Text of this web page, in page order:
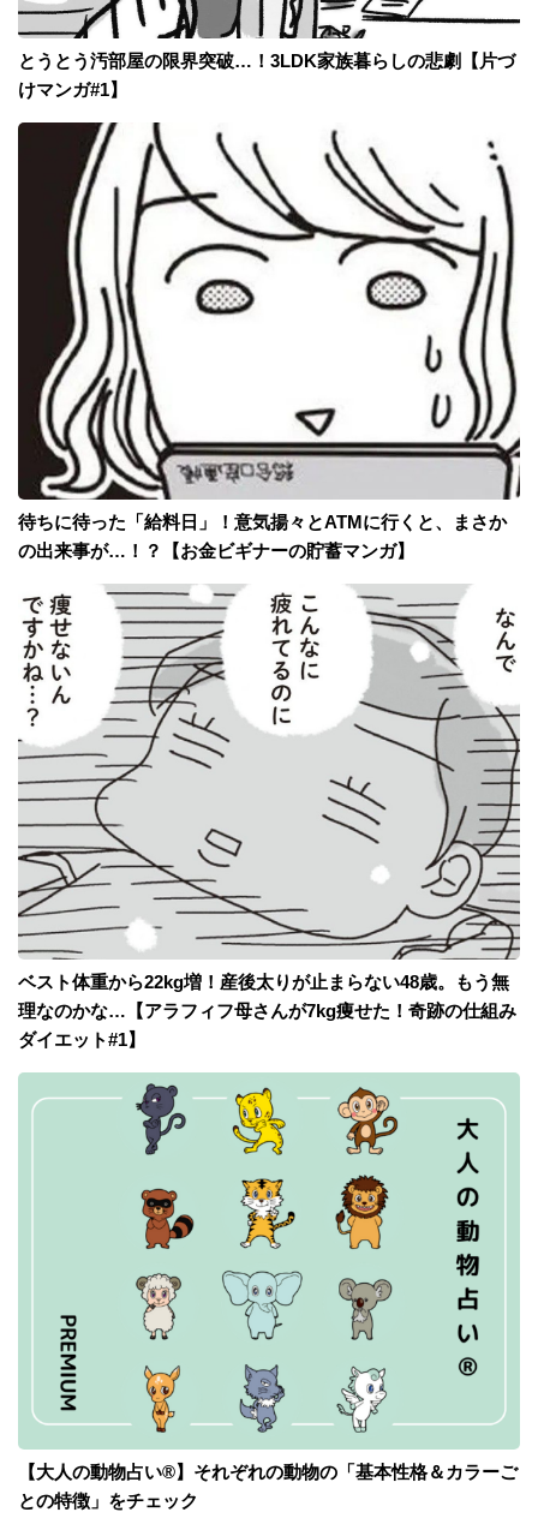
とうとう汚部屋の限界突破…！3LDK家族暮らしの悲劇【片づ
けマンガ#1】
待ちに待った「給料日」！意気揚々とATMに行くと、まさか
の出来事が…！？【お金ビギナーの貯蓄マンガ】
ベスト体重から22kg増！産後太りが止まらない48歳。もう無
理なのかな…【アラフィフ母さんが7kg痩せた！奇跡の仕組み
ダイエット#1】
【大人の動物占い®】それぞれの動物の「基本性格＆カラーご
との特徴」をチェック